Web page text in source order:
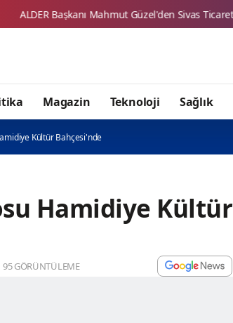
Mahmut Güzel'den Sivas Ticaret Borsası'na Ziyaret
Magazin Teknoloji Sağlık
Kültür Bahçesi'nde
Hamidiye Kültür
95 GÖRÜNTÜLEME